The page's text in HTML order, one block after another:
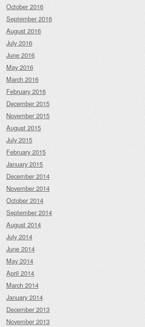
October 2016
September 2016
August 2016
July 2016
June 2016
May 2016
March 2016
February 2016
December 2015
November 2015
August 2015
July 2015
February 2015
January 2015
December 2014
November 2014
October 2014
September 2014
August 2014
July 2014
June 2014
May 2014
April 2014
March 2014
January 2014
December 2013
November 2013